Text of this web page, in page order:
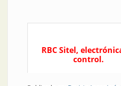
RBC Sitel,
control.